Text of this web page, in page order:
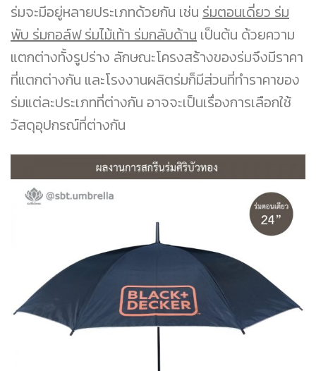
ร่มจะมีอยู่หลายประเภทด้วยกัน เช่น ร่มตอนเดี่ยว ร่ม
พับ ร่มกอล์ฟ ร่มไม้เท้า ร่มกลับด้าน เป็นต้น ด้วยความ
แตกต่างทั้งรูปร่าง ลักษณะโครงสร้างของร่มจึงมีราคา
ที่แตกต่างกัน และโรงงานผลิตร่มก็มีส่วนที่ทำราคาของ
ร่มแต่ละประเภทที่ต่างกัน อาจจะเป็นเรื่องการเลือกใช้
วัสดุอุปกรณ์ที่ต่างกัน